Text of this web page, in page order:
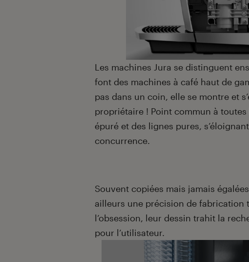
Les machines Jura se distinguent
font des machines à café haut de
pas dans un coin, elle se montre et
propriétaire ! Point commun à
épuré et des lignes pures,
concurrence.
Souvent copiées mais jamais
ailleurs une précision de fabrication
l’obsession, leur dessin trahit la
pour l’utilisateur.